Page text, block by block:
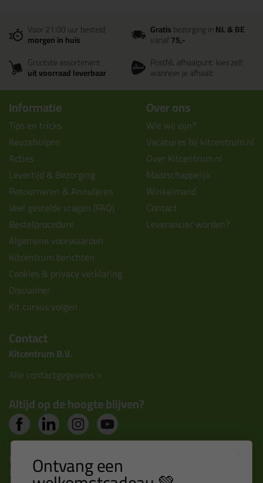
Voor 21:00 uur besteld
morgen in huis
Gratisbezorging inNL & BE
vanaf75,-
Grootste assortiment
uit voorraad leverbaar
PostNL afhaalpunt: kies zelf
wanneer je afhaalt
Informatie
Tips en tricks
Keuzehulpen
Acties
Levertijd & Bezorging
Retourneren & Annuleren
Veel gestelde vragen (FAQ)
Bestelprocedure
Algemene voorwaarden
Kitcentrum berichten
Cookies & privacy verklaring
Disclaimer
Kit cursus volgen
Over ons
Wie wij zijn?
Vacatures bij kitcentrum.nl
Over Kitcentrum.nl
Maatschappelijk
Winkelmand
Contact
Leverancier worden?
Contact
Kitcentrum B.V.
Alle contactgegevens >
Altijd op de hoogte blijven?
Nieuws, tips en exclusieve deals rechtstreeks in je
inbox Ontvang een